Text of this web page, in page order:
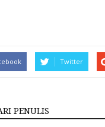
Twitter
PENULIS